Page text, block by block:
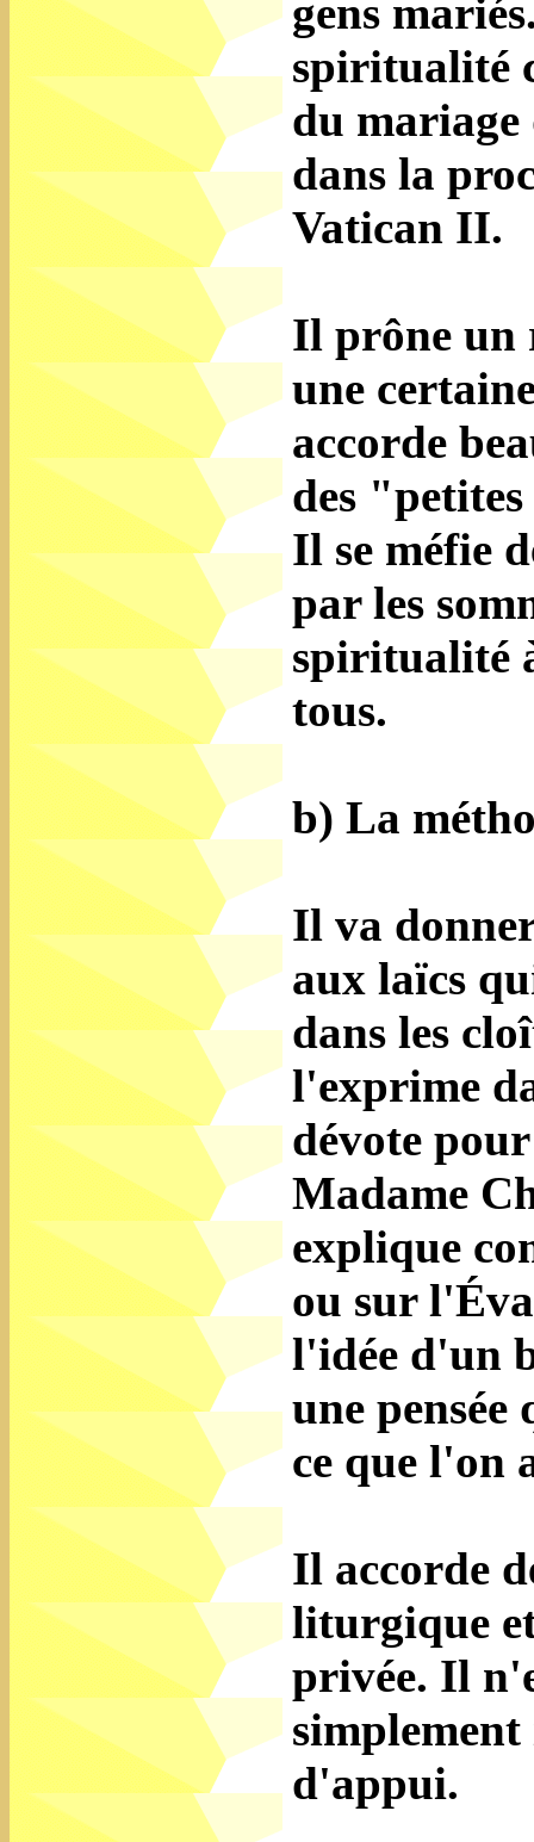
gens
spiritualité
du
dans la
Vatican II.
Il prône un
une
accorde
des
Il se méfie
par les
spiritualité
tous.
b) La
Il va
aux laïcs
dans les
l'exprime
dévote
Madame
explique
ou sur
l'idée d'un
une
ce que l'on
Il accorde
liturgique
privée. Il
d'appui.